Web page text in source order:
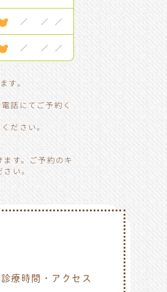
／ ／ ／
／ ／ ／
す。
話にてご予約く
ださい。
す。ご予約のキ
い。
診療時間・アクセス